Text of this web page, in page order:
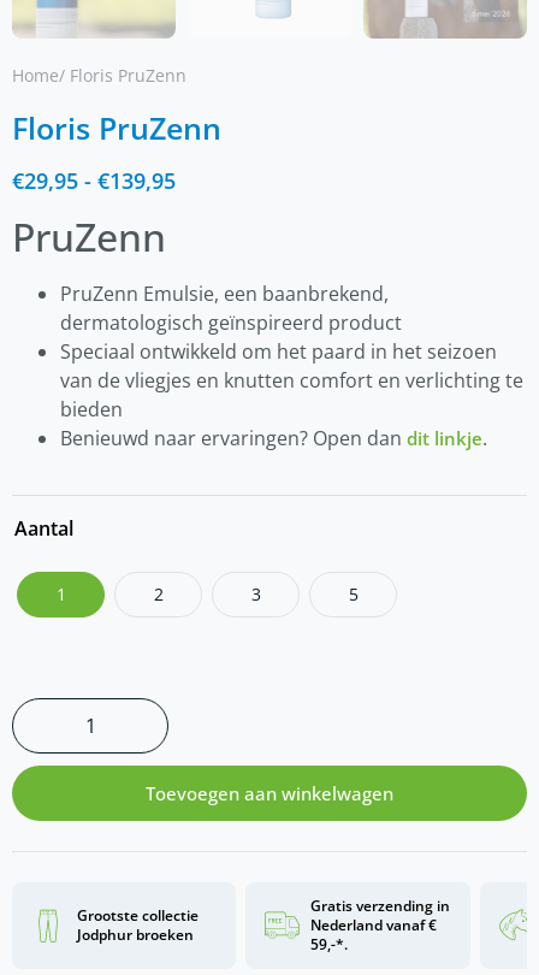
Home/ Floris PruZenn
Floris PruZenn
€29,95 - €139,95
PruZenn
PruZenn Emulsie, een baanbrekend,
dermatologisch geïnspireerd product
Speciaal ontwikkeld om het paard in het seizoen
van de vliegjes en knutten comfort en verlichting te
bieden
Benieuwd naar ervaringen? Open dan dit linkje.
Aantal
1 2 3 5
Toevoegen aan winkelwagen
Grootste collectie
Jodphur broeken
Gratis verzending in
Nederland vanaf €
59,-*.